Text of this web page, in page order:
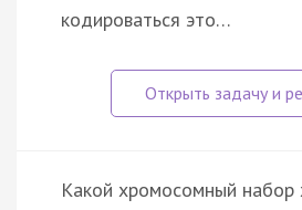
кодироваться это…
Какой хромосомный набор